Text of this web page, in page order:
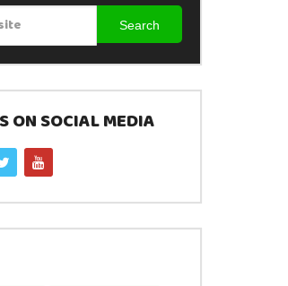
Search
ON SOCIAL MEDIA